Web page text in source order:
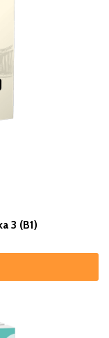
3 (B1)